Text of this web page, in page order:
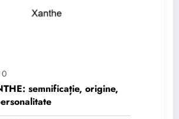
0
semnificație, origine,